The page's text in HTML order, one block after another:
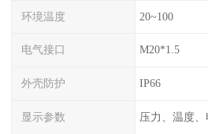
环境温度 20~100
电气接口 M20*1.5
外壳防护 IP66
显示参数